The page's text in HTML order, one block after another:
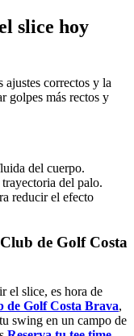
slice hoy
correctos y la
golpes más rectos y
del cuerpo.
del palo.
reducir el efecto
de Golf Costa
el slice, es hora de
de Golf Costa Brava,
swing en un campo de